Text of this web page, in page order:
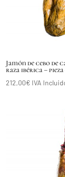
Jamón de cebo de
raza ibérica –
212,00€ IVA